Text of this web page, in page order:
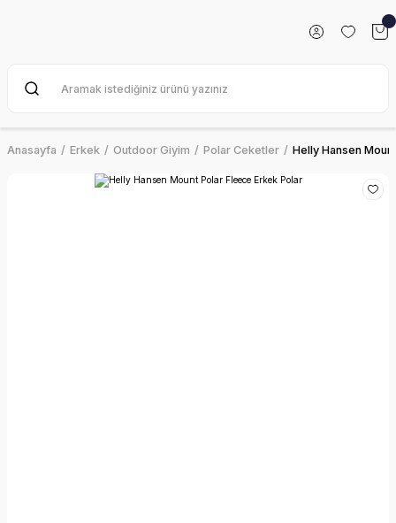
Anasayfa Erkek Outdoor Giyim Polar Ceketler Helly Hansen